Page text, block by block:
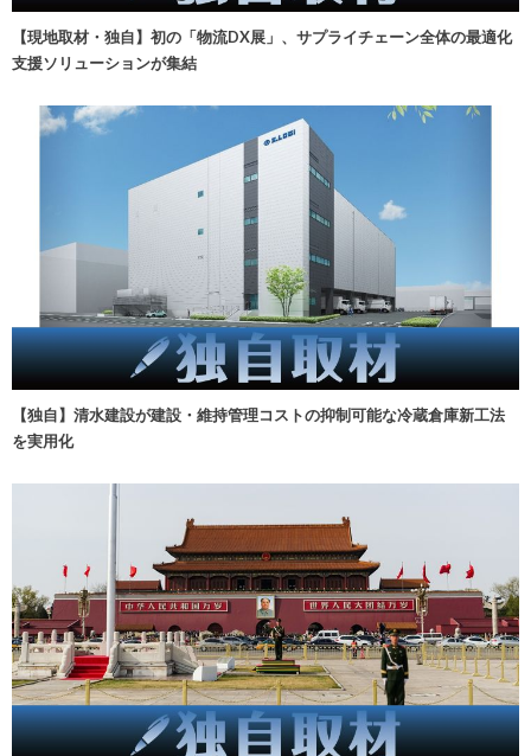
【現地取材・独自】初の「物流DX展」、サプライチェーン全体の最適化
支援ソリューションが集結
【独自】清水建設が建設・維持管理コストの抑制可能な冷蔵倉庫新工法
を実用化